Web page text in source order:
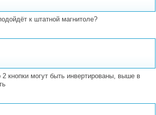
к штатной магнитоле?
2 кнопки могут быть инвертированы, выше в